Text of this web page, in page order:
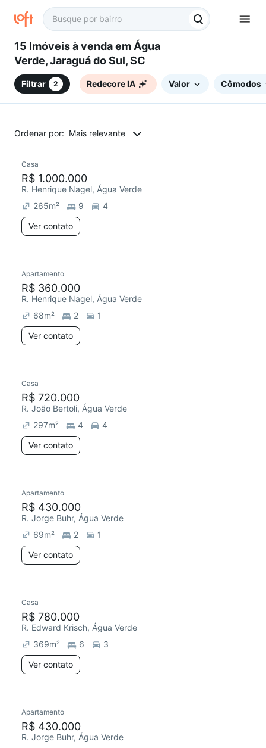
15 Imóveis à venda em Água
Verde, Jaraguá do Sul, SC
Filtrar 2 Redecore IA Valor Cômodos
Ordenar por: Mais relevante
Casa
R$ 1.000.000
R. Henrique Nagel, Água Verde
265m² 9
4
Ver contato
Redecorar
Apartamento
R$ 360.000
R. Henrique Nagel, Água Verde
68m² 2
1
Ver contato
Casa
R$ 720.000
R. João Bertoli, Água Verde
297m² 4
4
Ver contato
Redecorar
Apartamento
R$ 430.000
R. Jorge Buhr, Água Verde
69m² 2
1
Ver contato
Casa
R$ 780.000
R. Edward Krisch, Água Verde
369m² 6
3
Ver contato
Apartamento
R$ 430.000
R. Jorge Buhr, Água Verde